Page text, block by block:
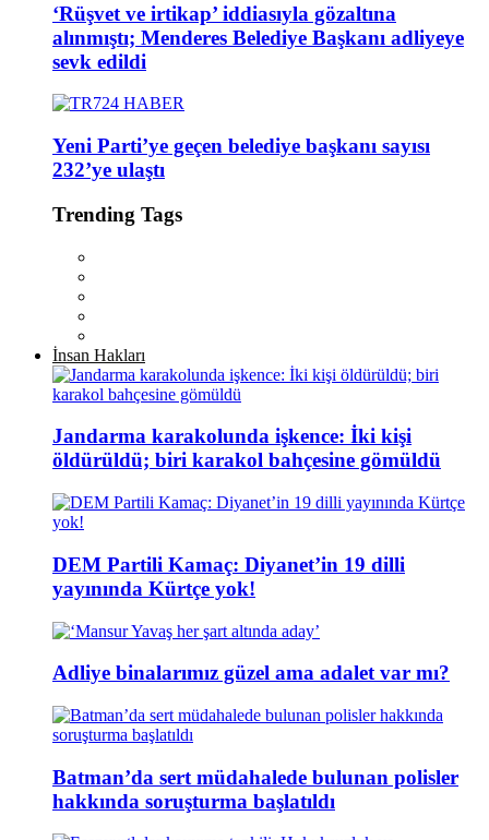
‘Rüşvet ve irtikap’ iddiasıyla gözaltına
alınmıştı; Menderes Belediye Başkanı adliyeye
sevk edildi
Yeni Parti’ye geçen belediye başkanı sayısı
232’ye ulaştı
Trending Tags
İnsan Hakları
Jandarma karakolunda işkence: İki kişi
öldürüldü; biri karakol bahçesine gömüldü
DEM Partili Kamaç: Diyanet’in 19 dilli
yayınında Kürtçe yok!
Adliye binalarımız güzel ama adalet var mı?
Batman’da sert müdahalede bulunan polisler
hakkında soruşturma başlatıldı